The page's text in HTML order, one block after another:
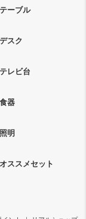
テーブル
デスク
テレビ台
食器
照明
オススメセット